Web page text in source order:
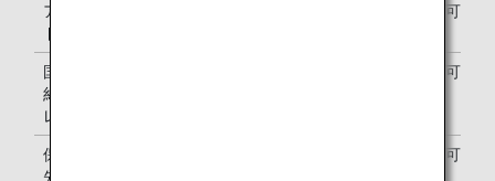
アップグレー
ドポイント
ご利用可能
国際線優先予
約・アップグ
レード特典
ご利用可能
保安検査の優
先
ご利用可能